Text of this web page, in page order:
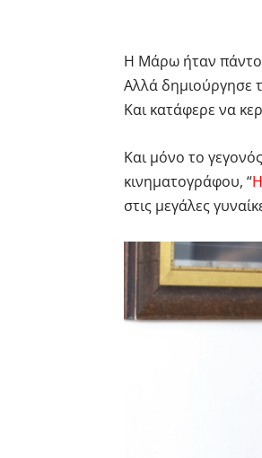
Η Μάρω ήταν
Αλλά δημιούργησε
Και κατάφερε να
Και μόνο το
κινηματογράφου, “
στις μεγάλες